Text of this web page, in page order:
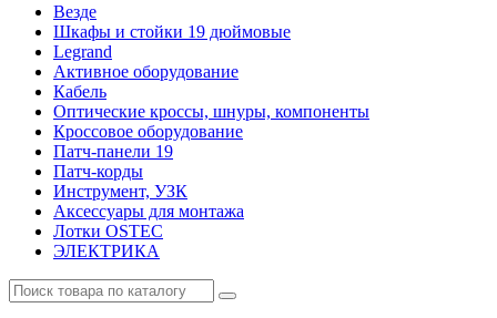
Везде
Шкафы и стойки 19 дюймовые
Legrand
Активное оборудование
Кабель
Оптические кроссы, шнуры, компоненты
Кроссовое оборудование
Патч-панели 19
Патч-корды
Инструмент, УЗК
Аксессуары для монтажа
Лотки OSTEC
ЭЛЕКТРИКА